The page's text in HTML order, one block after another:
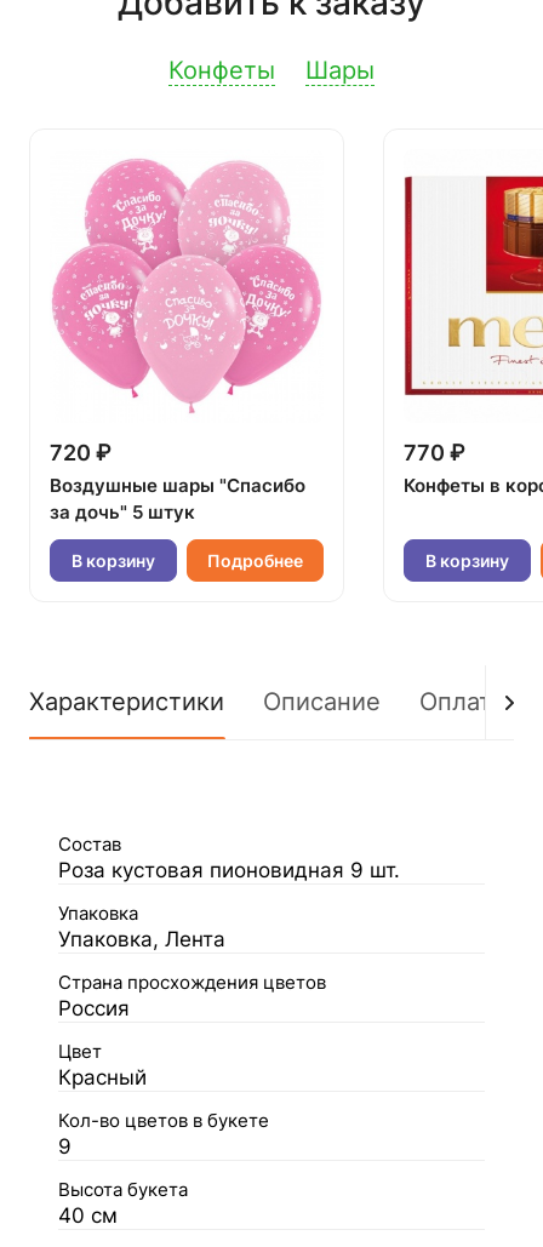
Конфеты Шары
720 ₽
Воздушные шары "Спасибо
за дочь" 5 штук
В корзину Подробнее
770 ₽
Конфеты в
В корзину
Характеристики Описание Оплата
Состав
Роза кустовая пионовидная 9 шт.
Упаковка
Упаковка, Лента
Страна просхождения цветов
Россия
Цвет
Красный
Кол-во цветов в букете
9
Высота букета
40 см